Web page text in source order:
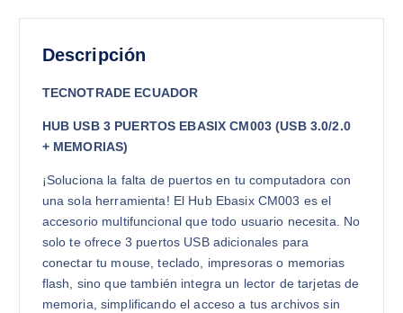
Descripción
TECNOTRADE ECUADOR
HUB USB 3 PUERTOS EBASIX CM003 (USB 3.0/2.0
+ MEMORIAS)
¡Soluciona la falta de puertos en tu computadora con
una sola herramienta! El Hub Ebasix CM003 es el
accesorio multifuncional que todo usuario necesita. No
solo te ofrece 3 puertos USB adicionales para
conectar tu mouse, teclado, impresoras o memorias
flash, sino que también integra un lector de tarjetas de
memoria, simplificando el acceso a tus archivos sin